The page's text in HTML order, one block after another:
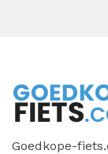
Goedkope-